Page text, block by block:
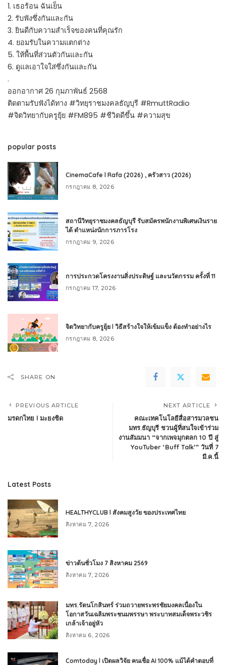
1. เธอร้อน ฉันเย็น
2. รับฟังซึ่งกันและกัน
3. ยินดีกับความสำเร็จของคนที่คุณรัก
4. ยอมรับในความแตกต่าง
5. ให้พื้นที่ส่วนตัวกันและกัน
6. ดูแลเอาใจใส่ซึ่งกันและกัน
.
ออกอากาศ 26 กุมภาพันธ์ 2568
ติดตามรับฟังได้ทาง #วิทยุราชมงคลธัญบุรี #RmuttRadio
#จิตวิทยากับครูยุ้ย #FM895 #ชีวิตดีขึ้น #ความสุข
popular posts
CinemaCafe l Rafa (2026) , ครัวสาว (2026)
กรกฎาคม 8, 2026
สถานีวิทยุราชมงคลธัญบุรี รับสมัครพนักงานพิเศษเงินราย
ได้ ตำแหน่งนักการภารโรง
กรกฎาคม 9, 2026
การประกวดโครงงานสิ่งประดิษฐ์ และนวัตกรรม ครั้งที่ 11
กรกฎาคม 17, 2026
จิตวิทยากับครูยุ้ย l วิธีสร้างใจให้เข้มแข็ง ต้องทำอย่างไร
กรกฎาคม 8, 2026
SHARE ON
PREVIOUS ARTICLE
มรดกไทย l มะยงชิด
NEXT ARTICLE
คณะเทคโนโลยีสื่อสารมวลชน
มทร.ธัญบุรี ชวนผู้ที่สนใจเข้าร่วม
งานสัมมนา “จากเพจมุกตลก 10 ปี สู่
YouTuber ‘Buff Talk’” วันที่ 7
มี.ค.นี้
Latest Posts
HEALTHYCLUB l สังคมสูงวัย ของประเทศไทย
สิงหาคม 7, 2026
ข่าวต้นชั่วโมง 7 สิงหาคม 2569
สิงหาคม 7, 2026
มทร.รัตนโกสินทร์ ร่วมถวายพระพรชัยมงคลเนื่องใน
โอกาสวันเฉลิมพระชนมพรรษา พระบาทสมเด็จพระวชิร
เกล้าเจ้าอยู่หัว
สิงหาคม 6, 2026
Comtoday l เปิดผลวิจัย คนเชื่อ AI 100% แม้ได้คำตอบที่